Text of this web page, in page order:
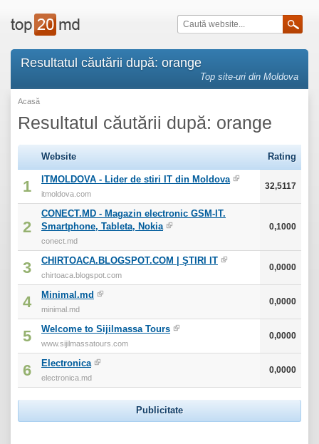
Resultatul căutării după: orange
Top site-uri din Moldova
Acasă
Resultatul căutării după: orange
Website Rating
1 ITMOLDOVA - Lider de stiri IT din Moldova
itmoldova.com
32,5117
2
CONECT.MD - Magazin electronic GSM-IT.
Smartphone, Tableta, Nokia
conect.md
0,1000
3 CHIRTOACA.BLOGSPOT.COM | ŞTIRI IT
chirtoaca.blogspot.com
0,0000
4 Minimal.md
minimal.md
0,0000
5 Welcome to Sijilmassa Tours
www.sijilmassatours.com
0,0000
6 Electronica
electronica.md
0,0000
Publicitate